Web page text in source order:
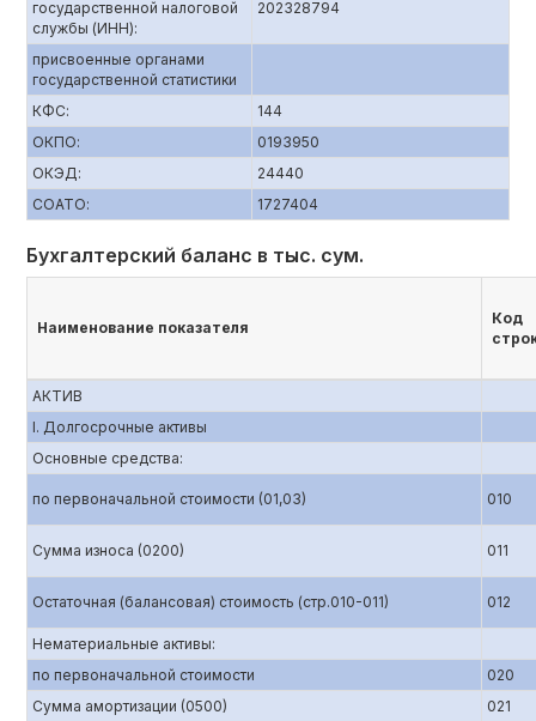
государственной налоговой
службы (ИНН):
202328794
присвоенные органами
государственной статистики
КФС:
144
ОКПО:
0193950
ОКЭД:
24440
СОАТО:
1727404
Бухгалтерский баланс в тыс. сум.
Наименование показателя
Код
АКТИВ
I. Долгосрочные активы
Основные средства:
по первоначальной стоимости (01,03) 010
Сумма износа (0200) 011
Остаточная (балансовая) стоимость (стр.010-011) 012
Нематериальные активы:
по первоначальной стоимости
020
Сумма амортизации (0500)
021